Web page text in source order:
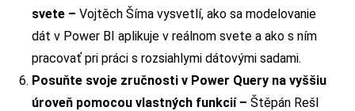
svete – Vojtěch Šíma vysvetlí, ako sa modelovanie
dát v Power BI aplikuje v reálnom svete a ako s ním
pracovať pri práci s rozsiahlymi dátovými sadami.
Posuňte svoje zručnosti v Power Query na vyššiu
úroveň pomocou vlastných funkcií – Štěpán Rešl